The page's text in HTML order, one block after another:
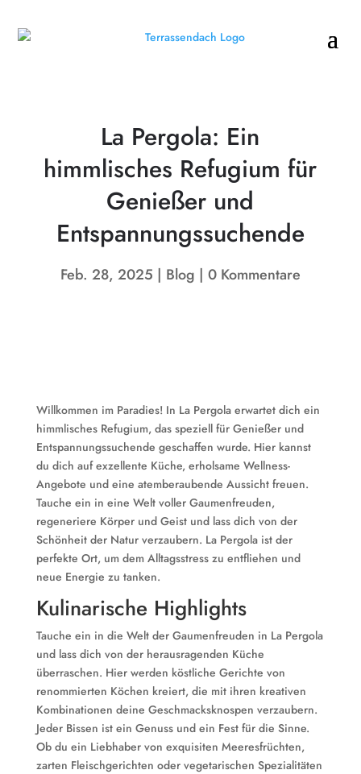
La Pergola: Ein
himmlisches Refugium für
Genießer und
Entspannungssuchende
Feb. 28, 2025 Blog 0 Kommentare
Willkommen im Paradies! In La Pergola erwartet dich ein
himmlisches Refugium, das speziell für Genießer und
Entspannungssuchende geschaffen wurde. Hier kannst
du dich auf exzellente Küche, erholsame Wellness-
Angebote und eine atemberaubende Aussicht freuen.
Tauche ein in eine Welt voller Gaumenfreuden,
regeneriere Körper und Geist und lass dich von der
Schönheit der Natur verzaubern. La Pergola ist der
perfekte Ort, um dem Alltagsstress zu entfliehen und
neue Energie zu tanken.
Kulinarische Highlights
Tauche ein in die Welt der Gaumenfreuden in La Pergola
und lass dich von der herausragenden Küche
überraschen. Hier werden köstliche Gerichte von
renommierten Köchen kreiert, die mit ihren kreativen
Kombinationen deine Geschmacksknospen verzaubern.
Jeder Bissen ist ein Genuss und ein Fest für die Sinne.
Ob du ein Liebhaber von exquisiten Meeresfrüchten,
zarten Fleischgerichten oder vegetarischen Spezialitäten